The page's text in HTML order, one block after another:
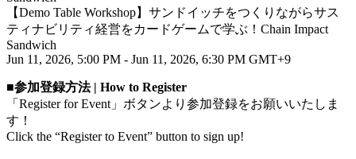
【Demo Table Workshop】サンドイッチをつくりながらサス
ティナビリティ経営をカードゲームで学ぶ！Chain Impact
Sandwich
Jun 11, 2026, 5:00 PM - Jun 11, 2026, 6:30 PM GMT+9
■参加登録方法 | How to Register
「Register for Event」ボタンより参加登録をお願いいたしま
す！
Click the “Register to Event” button to sign up!